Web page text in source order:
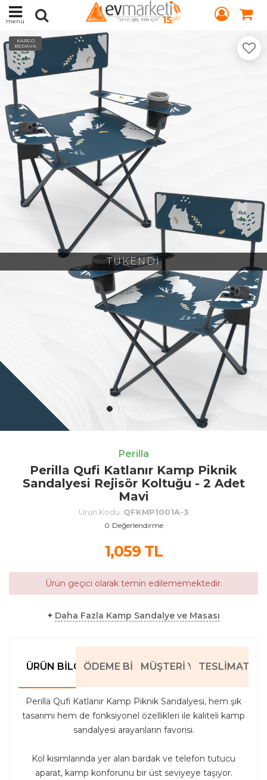
menü
TÜKENDİ
KARGO
BEDAVA
Perilla
Perilla Qufi Katlanır Kamp Piknik
Sandalyesi Rejisör Koltuğu - 2 Adet
Mavi
Ürün Kodu: QFKMP1001A-3
0 Değerlendirme
1,059TL
Ürün geçici olarak temin edilememektedir.
+ Daha Fazla Kamp Sandalye ve Masası
ÜRÜN BILGILERIÖDEME BILGILERIMÜŞTERI YORUMLARI
TESLIMAT
Perilla Qufi Katlanır Kamp Piknik Sandalyesi, hem şık
tasarımı hem de fonksiyonel özellikleri ile kaliteli kamp
sandalyesi arayanların favorisi.
Kol kısımlarında yer alan bardak ve telefon tutucu
aparat, kamp konforunu bir üst seviyeye taşıyor.